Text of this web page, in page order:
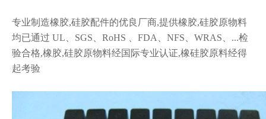
专业制造橡胶,硅胶配件的优良厂商,提供橡胶,硅胶原物料
均已通过 UL、SGS、RoHS 、FDA、NFS、WRAS、...检
验合格,橡胶,硅胶原物料经国际专业认证,橡硅胶原料经得
起考验